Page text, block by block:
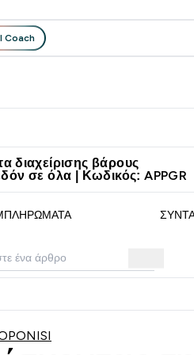
Coach
διαχείρισης βάρους
σε όλα | Κωδικός: APPGR